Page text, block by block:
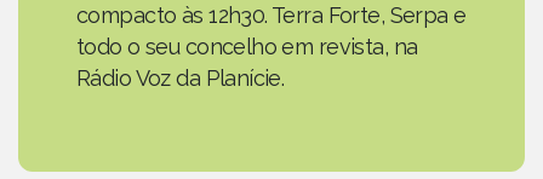
compacto às 12h30. Terra Forte, Serpa e
todo o seu concelho em revista, na
Rádio Voz da Planície.